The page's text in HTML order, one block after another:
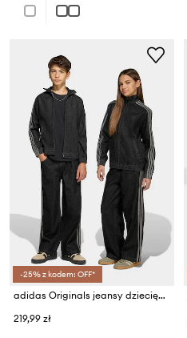
-25% z kodem: OFF*
adidas Originals jeansy dziecięce
219,99 zł